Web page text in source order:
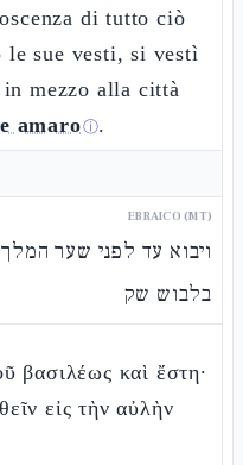
di tutto ciò
le sue vesti, si vestì
mezzo alla città
amaroⓘ.
EBRAICO (MT)
ויבוא עד לפני שער
בלבוש שק
βασιλέως καὶ ἔστη·
εἰς τὴν αὐλὴν